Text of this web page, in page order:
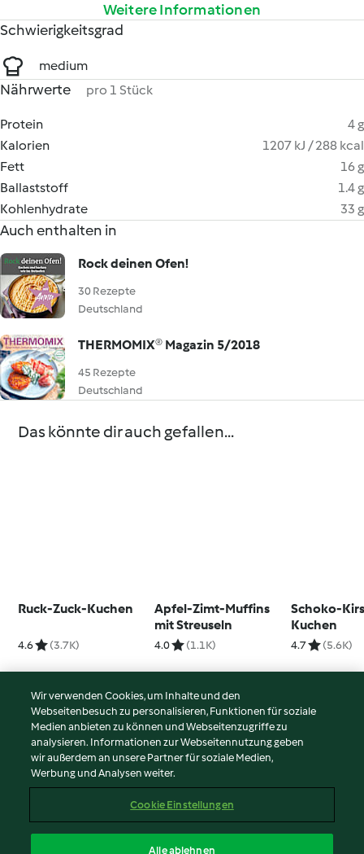
Weitere Informationen
Schwierigkeitsgrad
medium
Nährwerte pro 1 Stück
Protein
4 g
Kalorien
1207 kJ / 288 kcal
Fett
16 g
Ballaststoff
1.4 g
Kohlenhydrate
33 g
Auch enthalten in
Rock deinen Ofen!
30 Rezepte
Deutschland
THERMOMIX® Magazin 5/2018
45 Rezepte
Deutschland
Das könnte dir auch gefallen...
Ruck-Zuck-Kuchen
4.6 (3.7K)
Apfel-Zimt-Muffins
mit Streuseln
4.0 (1.1K)
Schoko-
Kuchen
4.7 (5.6K)
© Copyright 2026
Nutzungsbedingungen
Datenschutzrichtlinien
Impressum
Wir verwenden Cookies, um Inhalte und den
Webseitenbesuch zu personalisieren, Funktionen für soziale
Medien anbieten zu können und Webseitenzugriffe zu
analysieren. Informationen zur Webseitennutzung geben
wir außerdem an unsere Partner für soziale Medien,
Werbung und Analysen weiter.
Cookie Einstellungen
Alle ablehnen